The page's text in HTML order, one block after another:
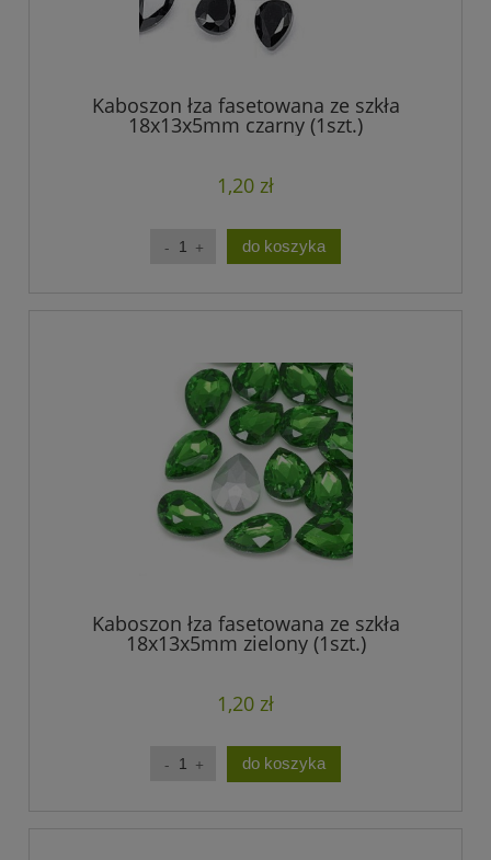
Kaboszon łza fasetowana ze szkła
18x13x5mm czarny (1szt.)
1,20 zł
do koszyka
Kaboszon łza fasetowana ze szkła
18x13x5mm zielony (1szt.)
1,20 zł
do koszyka